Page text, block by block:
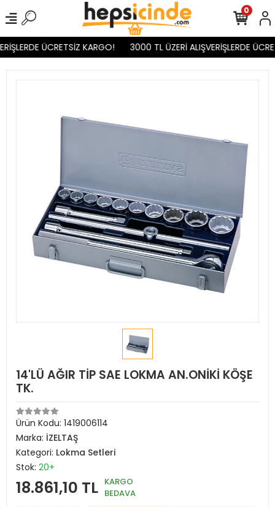
ÜCRETSİZ KARGO! 3000 TL ÜZERİ ALIŞVERİŞLERDE
0
14'LÜ AĞIR TİP SAE LOKMA AN.ONİKİ KÖŞE
TK.
Ürün Kodu: 1419006114
Marka: İZELTAŞ
Kategori: Lokma Setleri
Stok: 20+
18.861,10 TL KARGO
BEDAVA